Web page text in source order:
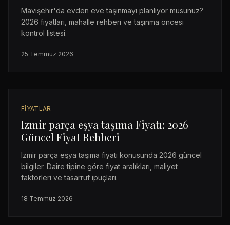
Mavişehir'da evden eve taşınmayı planlıyor musunuz?
2026 fiyatları, mahalle rehberi ve taşınma öncesi
kontrol listesi.
25 Temmuz 2026
FIYATLAR
Izmir parça eşya taşıma Fiyatı: 2026
Güncel Fiyat Rehberi
Izmir parça eşya taşıma fiyatı konusunda 2026 güncel
bilgiler. Daire tipine göre fiyat aralıkları, maliyet
faktörleri ve tasarruf ipuçları.
18 Temmuz 2026